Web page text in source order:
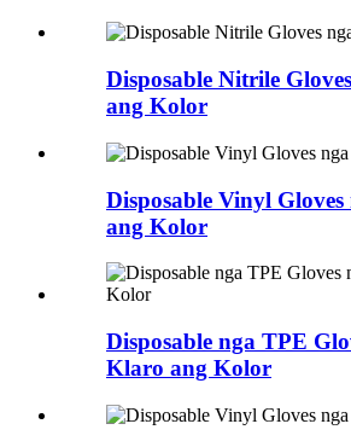
Disposable Nitrile
ang Kolor
Disposable Vinyl Gloves
ang Kolor
Disposable nga TPE
Klaro ang Kolor